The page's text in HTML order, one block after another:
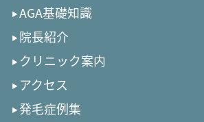
AGA基礎知識
院長紹介
クリニック案内
アクセス
発毛症例集